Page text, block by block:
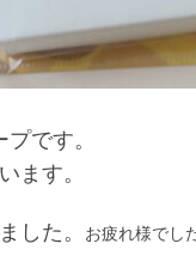
です。
ます。
した。 お疲れ様でし